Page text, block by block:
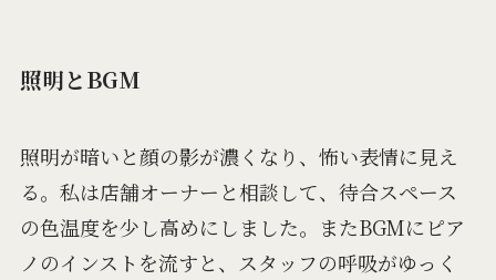
照明とBGM
照明が暗いと顔の影が濃くなり、怖い表情に見え
る。私は店舗オーナーと相談して、待合スペース
の色温度を少し高めにしました。またBGMにピア
ノのインストを流すと、スタッフの呼吸がゆっく